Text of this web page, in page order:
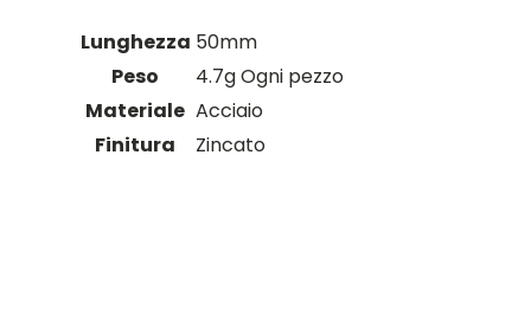
lunghezza
50
Confezione
da
Lunghezza 50mm
Peso
4.7g Ogni pezzo
Materiale Acciaio
Finitura
Zincato